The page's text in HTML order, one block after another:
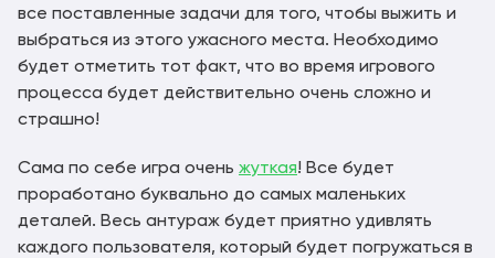
все поставленные задачи для того, чтобы выжить и
выбраться из этого ужасного места. Необходимо
будет отметить тот факт, что во время игрового
процесса будет действительно очень сложно и
страшно!
Сама по себе игра очень жуткая! Все будет
проработано буквально до самых маленьких
деталей. Весь антураж будет приятно удивлять
каждого пользователя, который будет погружаться в